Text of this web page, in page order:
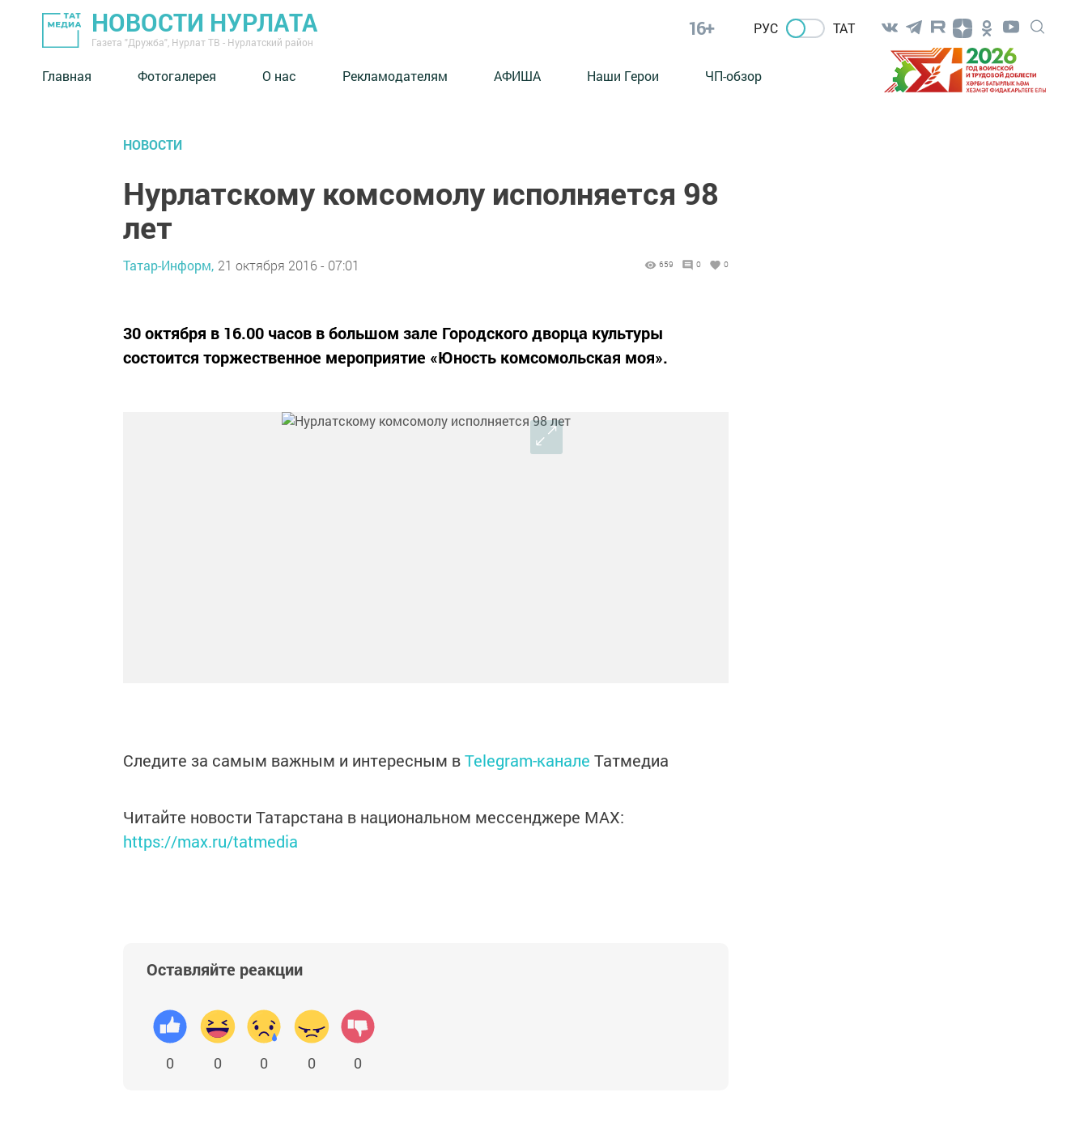
НОВОСТИ НУРЛАТА
Газета "Дружба", Нурлат ТВ - Нурлатский район
16+ РУС ТАТ
Главная Фотогалерея О нас Рекламодателям АФИША Наши Герои ЧП-обзор
НОВОСТИ
Нурлатскому комсомолу исполняется 98
лет
Татар-Информ, 21 октября 2016 - 07:01 659 0 0
30 октября в 16.00 часов в большом зале Городского дворца культуры
состоится торжественное мероприятие «Юность комсомольская моя».
Следите за самым важным и интересным вTelegram-канале Татмедиа
Читайте новости Татарстана в национальном мессенджере MАХ:
https://max.ru/tatmedia
Оставляйте реакции
0 0 0 0 0